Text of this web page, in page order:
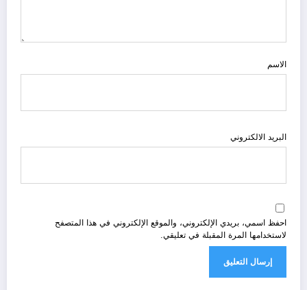
الاسم
البريد الالكتروني
احفظ اسمي، بريدي الإلكتروني، والموقع الإلكتروني في هذا المتصفح
لاستخدامها المرة المقبلة في تعليقي.